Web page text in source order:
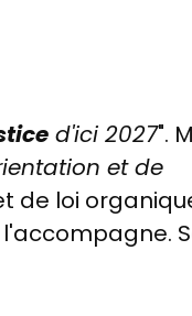
d'ici 2027".
et de
de loi
l'accompagne.